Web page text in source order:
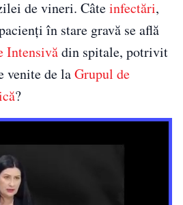
de vineri. Câteinfectări,
în stare gravă se află
Intensivădin spitale, potrivit
de laGrupul de
?